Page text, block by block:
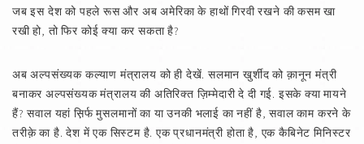
जब इस देश को पहले रूस और अब अमेरिका के हाथों गिरवी रखने की कसम खा
रखी हो, तो फिर कोई क्या कर सकता है?
अब अल्पसंख्यक कल्याण मंत्रालय को ही देखें. सलमान खुर्शीद को क़ानून मंत्री
बनाकर अल्पसंख्यक मंत्रालय की अतिरिक्त ज़िम्मेदारी दे दी गई. इसके क्या मायने
हैं? सवाल यहां स़िर्फ मुसलमानों का या उनकी भलाई का नहीं है, सवाल काम करने के
तरीक़े का है. देश में एक सिस्टम है. एक प्रधानमंत्री होता है, एक कैबिनेट मिनिस्टर